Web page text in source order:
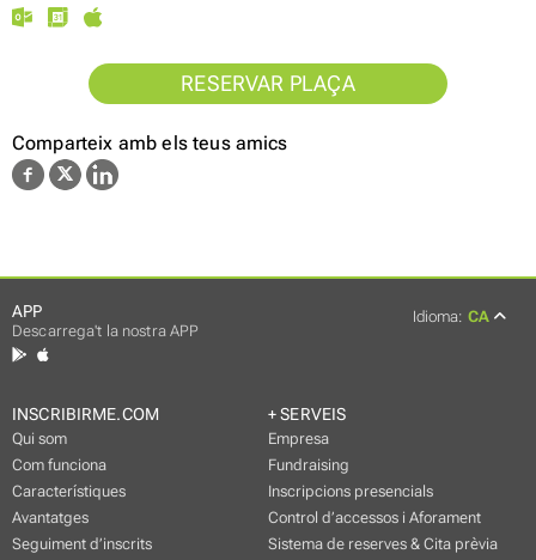
RESERVAR PLAÇA
Comparteix amb els teus amics
INSCRIBIRME.COM
Qui som
Com funciona
Característiques
Avantatges
Seguiment d’inscrits
+ SERVEIS
Empresa
Fundraising
Inscripcions presencials
Control d’accessos i Aforament
Sistema de reserves & Cita prèvia
APP
Descarrega't la nostra APP
Idioma: CA